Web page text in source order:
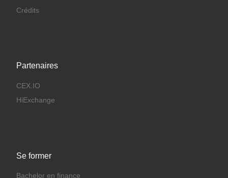
Crédits
Partenaires
CEX.IO
HiExchange
Se former
Bachelor en finance